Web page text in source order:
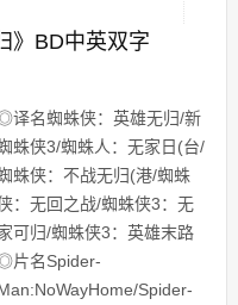
》BD中英双字
译名蜘蛛侠：英雄无归/新
蛛侠3/蜘蛛人：无家日(台/
蛛侠：不战无归(港/蜘蛛
：无回之战/蜘蛛侠3：无
可归/蜘蛛侠3：英雄末路
片名Spider-
Spider-